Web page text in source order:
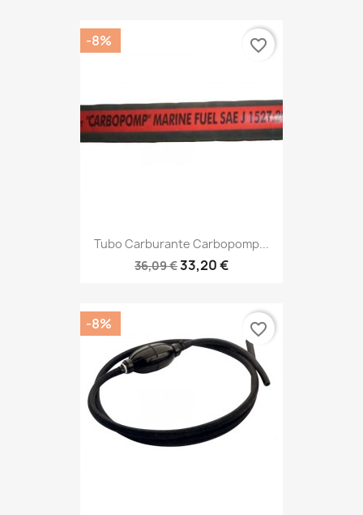
Tubo Carburante Carbopomp...
36,09 €33,20 €
-8% favorite_border
-8% favorite_border